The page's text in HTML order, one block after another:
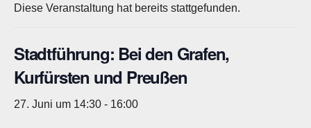
Diese Veranstaltung hat bereits stattgefunden.
Stadtführung: Bei den Grafen,
Kurfürsten und Preußen
27. Juni um 14:30 - 16:00